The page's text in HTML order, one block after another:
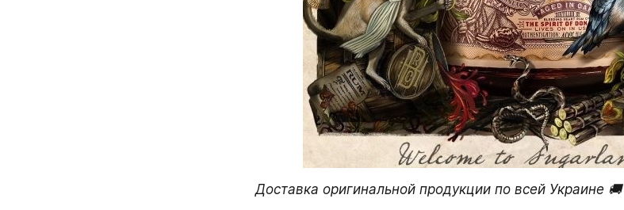
Доставка оригинальной продукции по всей Украине 🚚